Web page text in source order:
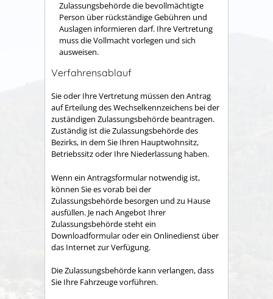
Zulassungsbehörde die bevollmächtigte
Person über rückständige Gebühren und
Auslagen informieren darf. Ihre Vertretung
muss die Vollmacht vorlegen und sich
ausweisen.
Verfahrensablauf
Sie oder Ihre Vertretung müssen den Antrag
auf Erteilung des Wechselkennzeichens bei der
zuständigen Zulassungsbehörde beantragen.
Zuständig ist die Zulassungsbehörde des
Bezirks, in dem Sie Ihren Hauptwohnsitz,
Betriebssitz oder Ihre Niederlassung haben.
Wenn ein Antragsformular notwendig ist,
können Sie es vorab bei der
Zulassungsbehörde besorgen und zu Hause
ausfüllen. Je nach Angebot Ihrer
Zulassungsbehörde steht ein
Downloadformular oder ein Onlinedienst über
das Internet zur Verfügung.
Die Zulassungsbehörde kann verlangen, dass
Sie Ihre Fahrzeuge vorführen.